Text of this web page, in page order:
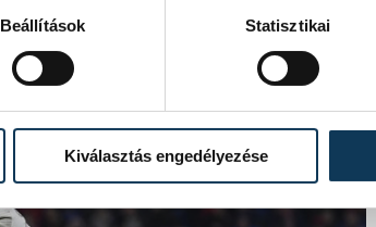
Beállítások Statisztikai
Kiválasztás engedélyezése